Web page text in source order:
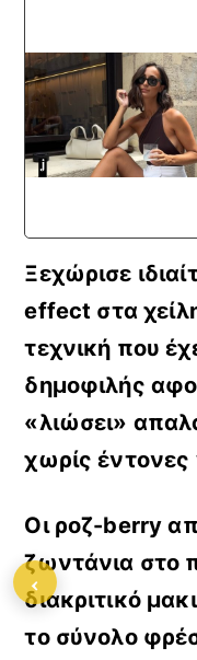
Ξεχώρισε
effect στα
τεχνική που
δημοφιλής
«λιώσει»
χωρίς έντονες
Οι ροζ-berry
ζωντάνια στο
διακριτικό
το σύνολο
‹